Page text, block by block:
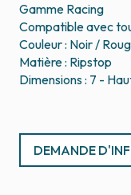
Gamme Racing
Compatible avec
Couleur : Noir /
Matière : Ripstop
Dimensions : 7 -
DEMANDE